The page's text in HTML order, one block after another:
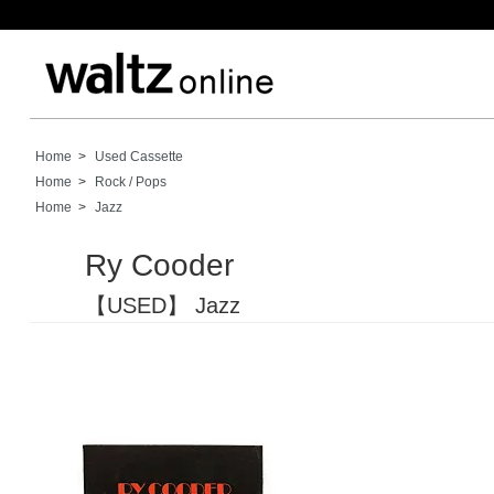
Home >
Used Cassette
Home >
Rock / Pops
Home > Jazz
Ry Cooder
【USED】 Jazz